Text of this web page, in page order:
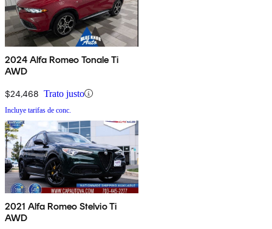
2024 Alfa Romeo Tonale Ti
AWD
$24,468 Trato justo
Incluye tarifas de conc.
2021 Alfa Romeo Stelvio Ti
AWD